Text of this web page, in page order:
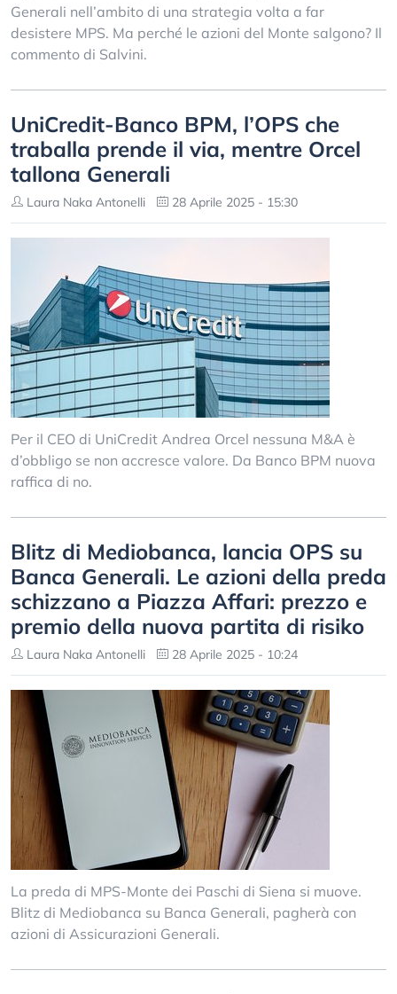
Generali nell’ambito di una strategia volta a far
desistere MPS. Ma perché le azioni del Monte salgono? Il
commento di Salvini.
UniCredit-Banco BPM, l’OPS che
traballa prende il via, mentre Orcel
tallona Generali
Laura Naka Antonelli 28 Aprile 2025 - 15:30
Per il CEO di UniCredit Andrea Orcel nessuna M&A è
d’obbligo se non accresce valore. Da Banco BPM nuova
raffica di no.
Blitz di Mediobanca, lancia OPS su
Banca Generali. Le azioni della preda
schizzano a Piazza Affari: prezzo e
premio della nuova partita di risiko
Laura Naka Antonelli 28 Aprile 2025 - 10:24
La preda di MPS-Monte dei Paschi di Siena si muove.
Blitz di Mediobanca su Banca Generali, pagherà con
azioni di Assicurazioni Generali.